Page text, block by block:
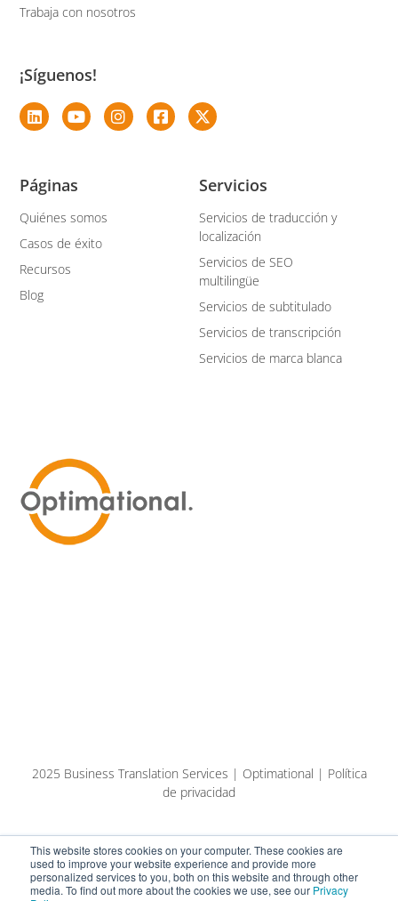
This website stores cookies on your computer. These cookies are
used to improve your website experience and provide more
personalized services to you, both on this website and through other
media. To find out more about the cookies we use, see our Privacy
Servicios
Servicios de traducción y
localización
Servicios de SEO
multilingüe
Servicios de subtitulado
Servicios de transcripción
Servicios de marca blanca
Páginas
Quiénes somos
Casos de éxito
Recursos
Blog
Trabaja con nosotros
¡Síguenos!
2025 Business Translation Services | Optimational | Política
de privacidad